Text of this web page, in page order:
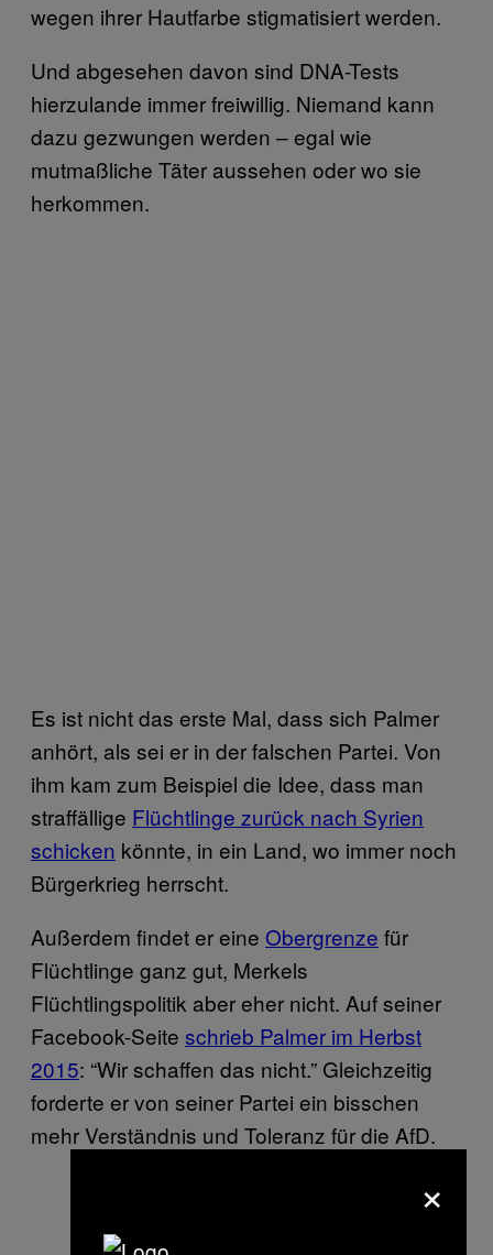
wegen ihrer Hautfarbe stigmatisiert werden.
Und abgesehen davon sind DNA-Tests
hierzulande immer freiwillig. Niemand kann
dazu gezwungen werden – egal wie
mutmaßliche Täter aussehen oder wo sie
herkommen.
Es ist nicht das erste Mal, dass sich Palmer
anhört, als sei er in der falschen Partei. Von
ihm kam zum Beispiel die Idee, dass man
straffällige Flüchtlinge zurück nach Syrien
schicken könnte, in ein Land, wo immer noch
Bürgerkrieg herrscht.
Außerdem findet er eine Obergrenze für
Flüchtlinge ganz gut, Merkels
Flüchtlingspolitik aber eher nicht. Auf seiner
Facebook-Seite schrieb Palmer im Herbst
2015: “Wir schaffen das nicht.” Gleichzeitig
forderte er von seiner Partei ein bisschen
mehr Verständnis und Toleranz für die AfD.
×